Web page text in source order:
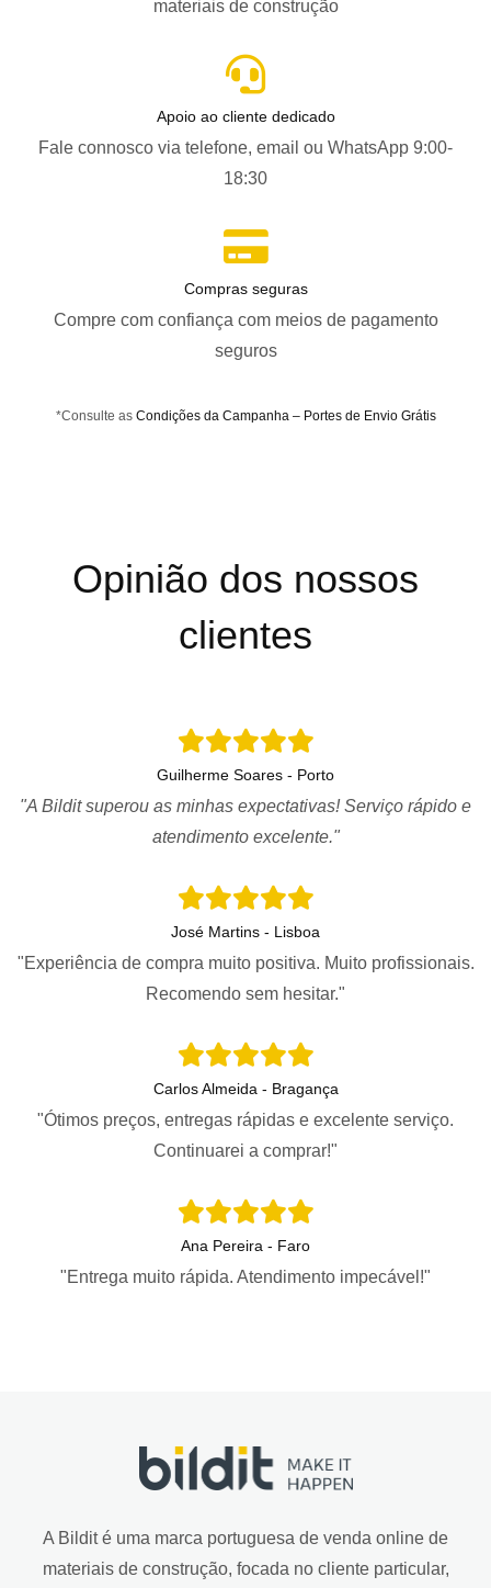
materiais de construção
Apoio ao cliente dedicado
Fale connosco via telefone, email ou WhatsApp 9:00-
18:30
Compras seguras
Compre com confiança com meios de pagamento
seguros
*Consulte as Condições da Campanha – Portes de Envio Grátis
Opinião dos nossos
clientes
Guilherme Soares - Porto
"A Bildit superou as minhas expectativas! Serviço rápido e
atendimento excelente."
José Martins - Lisboa
"Experiência de compra muito positiva. Muito profissionais.
Recomendo sem hesitar."
Carlos Almeida - Bragança
"Ótimos preços, entregas rápidas e excelente serviço.
Continuarei a comprar!"
Ana Pereira - Faro
"Entrega muito rápida. Atendimento impecável!"
A Bildit é uma marca portuguesa de venda online de
materiais de construção, focada no cliente particular,